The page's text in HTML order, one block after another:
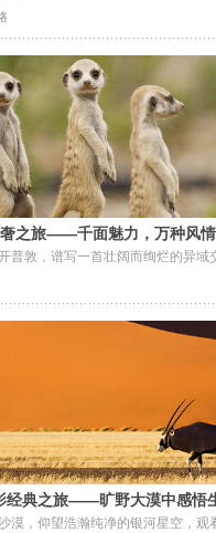
之旅——千面魅力，万种风情
普敦，谱写一首壮阔而绚烂的异域
经典之旅——旷野大漠中感悟
漠，仰望浩瀚纯净的银河星空，观